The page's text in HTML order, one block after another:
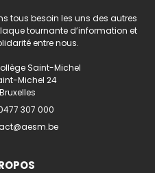
tous besoin les uns des autres
tournante d’information et
entre nous.
Saint-Michel
Michel 24
307 000